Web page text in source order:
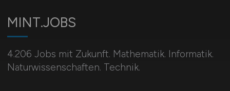
MINT.JOBS
4.206 Jobs mit Zukunft. Mathematik. Informatik.
Naturwissenschaften. Technik.